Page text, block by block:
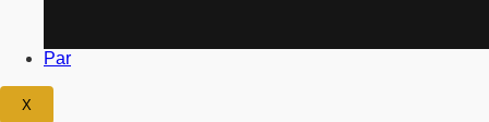
Par
X